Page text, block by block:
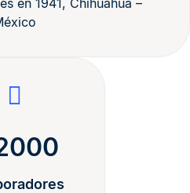
en 1941, Chihuahua –